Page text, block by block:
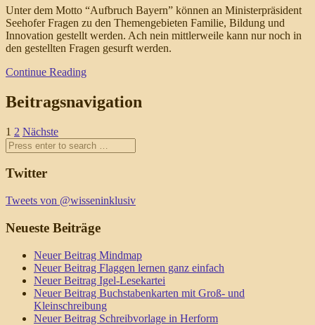
Unter dem Motto “Aufbruch Bayern” können an Ministerpräsident
Seehofer Fragen zu den Themengebieten Familie, Bildung und
Innovation gestellt werden. Ach nein mittlerweile kann nur noch in
den gestellten Fragen gesurft werden.
Continue Reading
Beitragsnavigation
1 2 Nächste
Twitter
Tweets von @wisseninklusiv
Neueste Beiträge
Neuer Beitrag Mindmap
Neuer Beitrag Flaggen lernen ganz einfach
Neuer Beitrag Igel-Lesekartei
Neuer Beitrag Buchstabenkarten mit Groß- und
Kleinschreibung
Neuer Beitrag Schreibvorlage in Herform